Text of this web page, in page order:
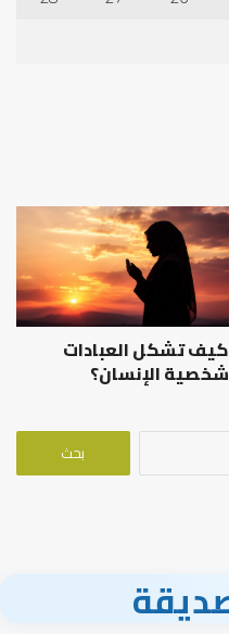
كيف تشكل العبادات
شخصية الإنسان؟
البحث